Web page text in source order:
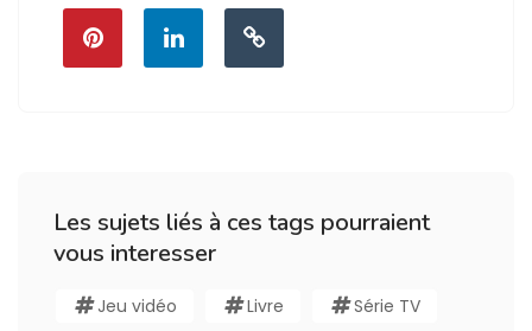
Les sujets liés à ces tags pourraient
vous interesser
Jeu vidéo Livre Série TV